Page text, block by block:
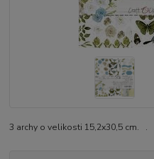
3 archy o velikosti 15,2x30,5 cm. .